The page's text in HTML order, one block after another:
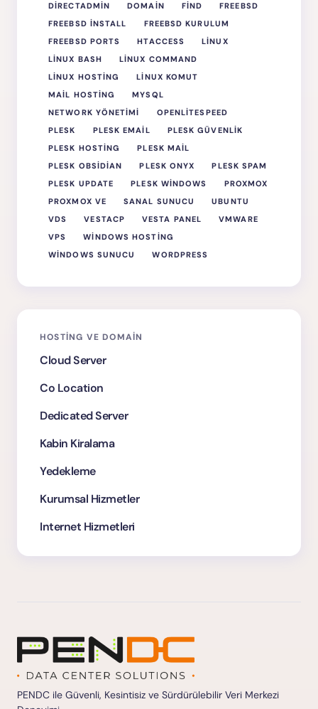
DIRECTADMIN
DOMAIN FIND
FREEBSD
FREEBSD INSTALL
FREEBSD KURULUM
FREEBSD PORTS
HTACCESS
LINUX
LINUX BASH
LINUX COMMAND
LINUX HOSTING
LINUX KOMUT
MAIL HOSTING
MYSQL
NETWORK YÖNETIMI
OPENLITESPEED
PLESK
PLESK EMAIL
PLESK GÜVENLIK
PLESK HOSTING
PLESK MAIL
PLESK OBSIDIAN
PLESK ONYX
PLESK SPAM
PLESK UPDATE
PLESK WINDOWS
PROXMOX
PROXMOX VE
SANAL SUNUCU
UBUNTU
VDS
VESTACP VESTA PANEL
VMWARE
VPS
WINDOWS HOSTING
WINDOWS SUNUCU
WORDPRESS
HOSTING VE DOMAIN
Cloud Server
Co Location
Dedicated Server
Kabin Kiralama
Yedekleme
Kurumsal Hizmetler
Internet Hizmetleri
PENDC ile Güvenli, Kesintisiz ve Sürdürülebilir Veri Merkezi